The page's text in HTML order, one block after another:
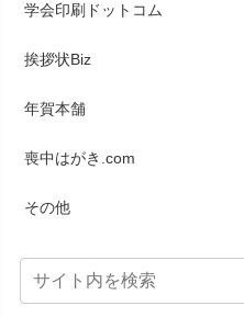
学会印刷ドットコム
挨拶状Biz
年賀本舗
喪中はがき.com
その他